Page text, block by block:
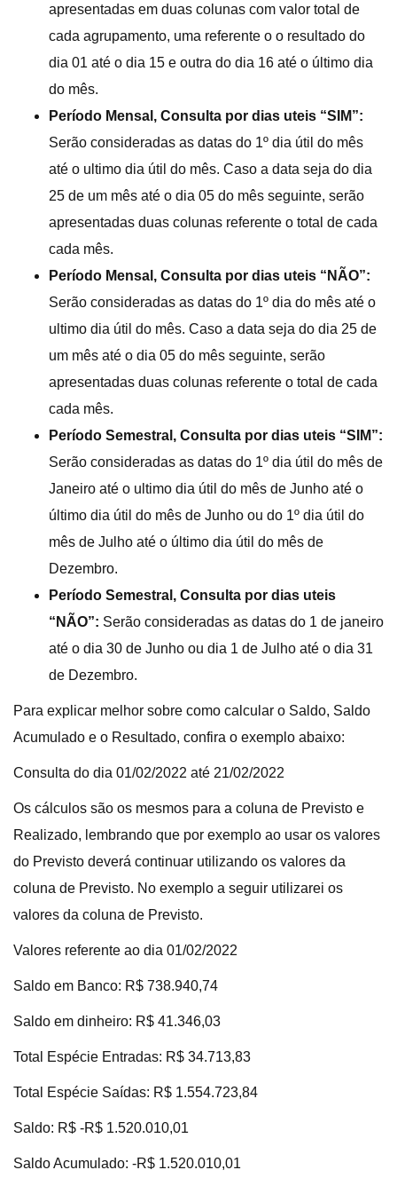
apresentadas em duas colunas com valor total de
cada agrupamento, uma referente o o resultado do
dia 01 até o dia 15 e outra do dia 16 até o último dia
do mês.
Período Mensal, Consulta por dias uteis “SIM”:
Serão consideradas as datas do 1º dia útil do mês
até o ultimo dia útil do mês. Caso a data seja do dia
25 de um mês até o dia 05 do mês seguinte, serão
apresentadas duas colunas referente o total de cada
cada mês.
Período Mensal, Consulta por dias uteis “NÃO”:
Serão consideradas as datas do 1º dia do mês até o
ultimo dia útil do mês. Caso a data seja do dia 25 de
um mês até o dia 05 do mês seguinte, serão
apresentadas duas colunas referente o total de cada
cada mês.
Período Semestral, Consulta por dias uteis “SIM”:
Serão consideradas as datas do 1º dia útil do mês de
Janeiro até o ultimo dia útil do mês de Junho até o
último dia útil do mês de Junho ou do 1º dia útil do
mês de Julho até o último dia útil do mês de
Dezembro.
Período Semestral, Consulta por dias uteis
“NÃO”: Serão consideradas as datas do 1 de janeiro
até o dia 30 de Junho ou dia 1 de Julho até o dia 31
de Dezembro.
Para explicar melhor sobre como calcular o Saldo, Saldo
Acumulado e o Resultado, confira o exemplo abaixo:
Consulta do dia 01/02/2022 até 21/02/2022
Os cálculos são os mesmos para a coluna de Previsto e
Realizado, lembrando que por exemplo ao usar os valores
do Previsto deverá continuar utilizando os valores da
coluna de Previsto. No exemplo a seguir utilizarei os
valores da coluna de Previsto.
Valores referente ao dia 01/02/2022
Saldo em Banco: R$ 738.940,74
Saldo em dinheiro: R$ 41.346,03
Total Espécie Entradas: R$ 34.713,83
Total Espécie Saídas: R$ 1.554.723,84
Saldo: R$ -R$ 1.520.010,01
Saldo Acumulado: -R$ 1.520.010,01